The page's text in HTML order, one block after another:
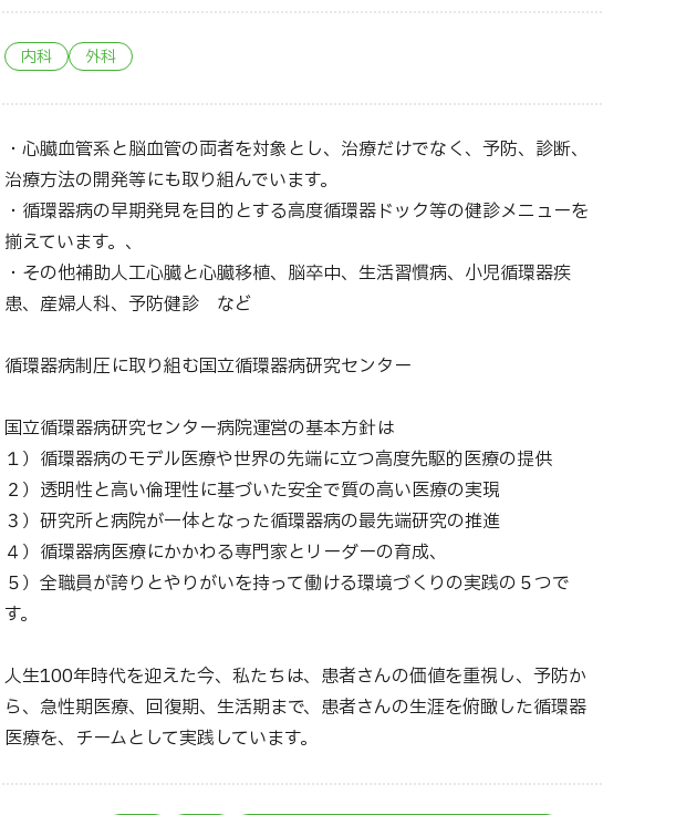
内科 外科
・心臓血管系と脳血管の両者を対象とし、治療だけでなく、予防、診断、
治療方法の開発等にも取り組んでいます。
・循環器病の早期発見を目的とする高度循環器ドック等の健診メニューを
揃えています。、
・その他補助人工心臓と心臓移植、脳卒中、生活習慣病、小児循環器疾
患、産婦人科、予防健診 など
循環器病制圧に取り組む国立循環器病研究センター
国立循環器病研究センター病院運営の基本方針は
１）循環器病のモデル医療や世界の先端に立つ高度先駆的医療の提供
２）透明性と高い倫理性に基づいた安全で質の高い医療の実現
３）研究所と病院が一体となった循環器病の最先端研究の推進
４）循環器病医療にかかわる専門家とリーダーの育成、
５）全職員が誇りとやりがいを持って働ける環境づくりの実践の５つで
す。
人生100年時代を迎えた今、私たちは、患者さんの価値を重視し、予防か
ら、急性期医療、回復期、生活期まで、患者さんの生涯を俯瞰した循環器
医療を、チームとして実践しています。